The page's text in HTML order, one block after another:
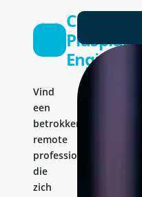
C
Plusplus
Engineer
Vind
een
betrokken
remote
professional
die
zich